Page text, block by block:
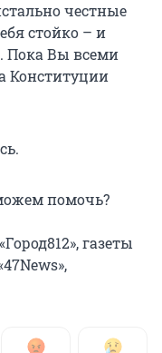
честные
стойко – и
Пока Вы всеми
Конституции
помочь?
газеты